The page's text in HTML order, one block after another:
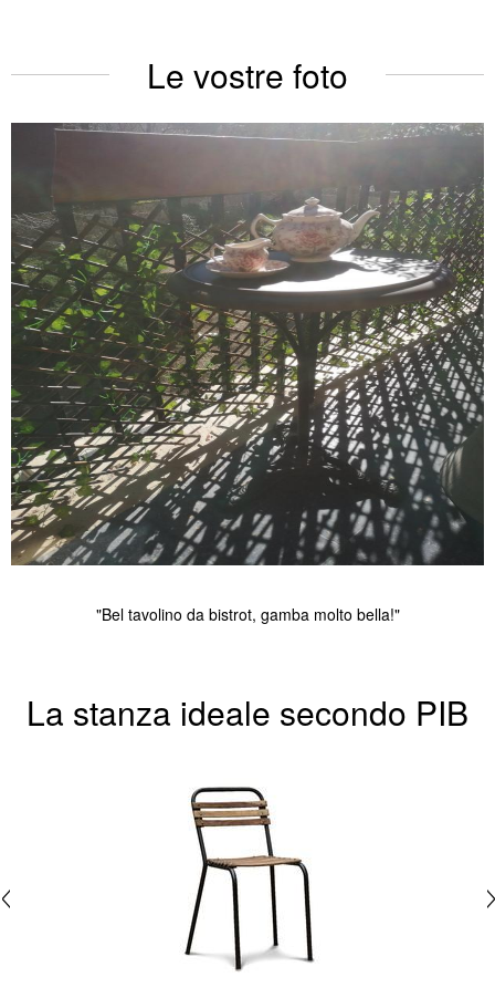
Le vostre foto
"Bel tavolino da bistrot, gamba molto bella!"
La stanza ideale secondo PIB